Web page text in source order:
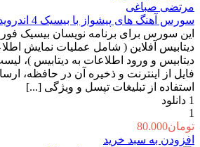
مرتضی صباغی
سورس آهنگ های پیشواز با بیسیک 4 اندروید
این سورس برای برنامه نویسان بیسیک فور
دیتابیس آفلاین ( شامل عملیات نمایش
دیتابیس و ورود اطلاعات به دیتابیس )،
فایل از اینترنت و ذخیره آن در حافظه،
استفاده از تبلیغات تپسل و ویژگی [...]
1 دانلود
1
تومان80.000
افزودن به سبد خرید